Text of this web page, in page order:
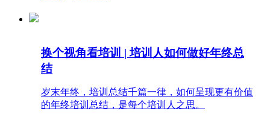
换个视角看培训 | 培训人如何做好年终总
结
岁末年终，培训总结千篇一律，如何呈现更有价值
的年终培训总结，是每个培训人之思。